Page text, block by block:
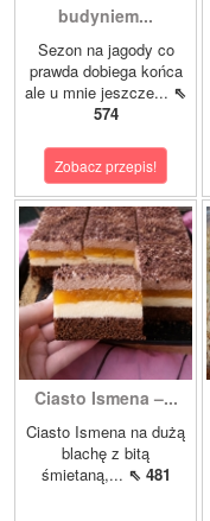
budyniem...
Sezon na jagody co
prawda dobiega końca
ale u mnie jeszcze... ⇖
574
Zobacz przepis!
Ciasto Ismena –...
Ciasto Ismena na dużą
blachę z bitą
śmietaną,... ⇖ 481